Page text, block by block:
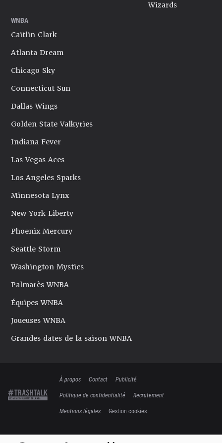
Wizards
WNBA
Caitlin Clark
Atlanta Dream
Chicago Sky
Connecticut Sun
Dallas Wings
Golden State Valkyries
Indiana Fever
Las Vegas Aces
Los Angeles Sparks
Minnesota Lynx
New York Liberty
Phoenix Mercury
Seattle Storm
Washington Mystics
Palmarès WNBA
Équipes WNBA
Joueuses WNBA
Grandes dates de la saison WNBA
À propos Contact
Publicité
Politique de confidentialité
Recrutement
Mentions légales
Gestion cookies